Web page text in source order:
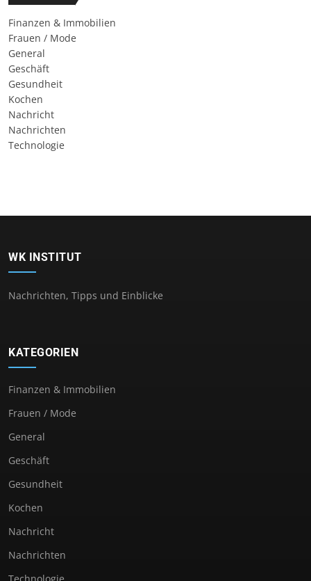
Finanzen & Immobilien
Frauen / Mode
General
Geschäft
Gesundheit
Kochen
Nachricht
Nachrichten
Technologie
WK INSTITUT
Nachrichten, Tipps und Einblicke
KATEGORIEN
Finanzen & Immobilien
Frauen / Mode
General
Geschäft
Gesundheit
Kochen
Nachricht
Nachrichten